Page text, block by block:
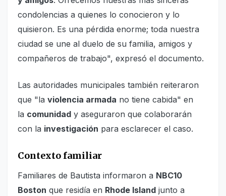
condolencias a quienes lo conocieron y lo
quisieron. Es una pérdida enorme; toda nuestra
ciudad se une al duelo de su familia, amigos y
compañeros de trabajo", expresó el documento.
Las autoridades municipales también reiteraron
que "la violencia armada no tiene cabida" en
la comunidad y aseguraron que colaborarán
con la investigación para esclarecer el caso.
Contexto familiar
Familiares de Bautista informaron a NBC10
Boston que residía en Rhode Island junto a